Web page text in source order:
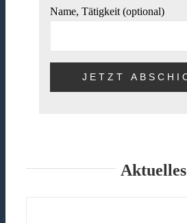
Name, Tätigkeit (optional)
Aktuelles